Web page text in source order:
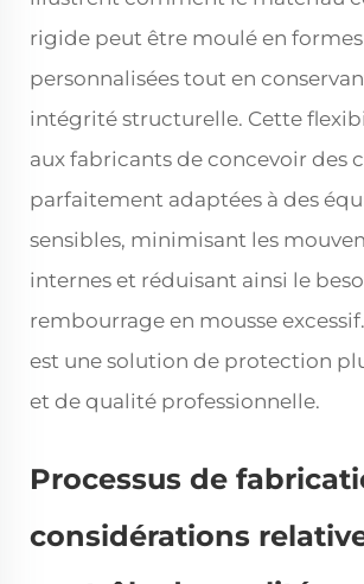
rigide peut être moulé en formes
personnalisées tout en
intégrité structurelle. Cette
aux fabricants de concevoir des
parfaitement adaptées à des
sensibles, minimisant les
internes et réduisant ainsi le
rembourrage en mousse
est une solution de protection
et de qualité professionnelle.
Processus de
considérations